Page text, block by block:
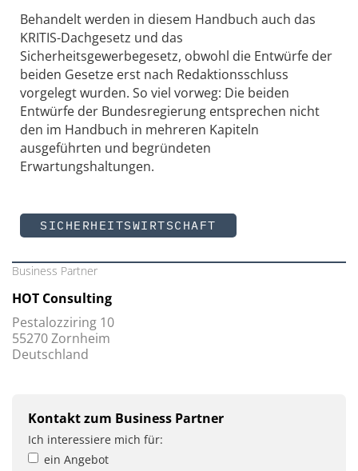
Behandelt werden in diesem Handbuch auch das
KRITIS-Dachgesetz und das
Sicherheitsgewerbegesetz, obwohl die Entwürfe der
beiden Gesetze erst nach Redaktionsschluss
vorgelegt wurden. So viel vorweg: Die beiden
Entwürfe der Bundesregierung entsprechen nicht
den im Handbuch in mehreren Kapiteln
ausgeführten und begründeten
Erwartungshaltungen.
­SICHERHEITSWIRTSCHAFT
Business Partner
HOT Consulting
Pestalozziring 10
55270 Zornheim
Deutschland
Kontakt zum Business Partner
Ich interessiere mich für:
ein Angebot